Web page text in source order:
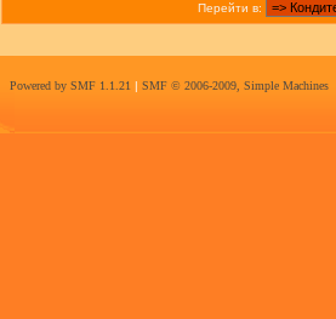
Перейти в:
Powered by SMF 1.1.21 | SMF © 2006-2009, Simple Machines